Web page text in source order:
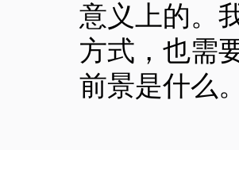
意义上的。
方式，也需
前景是什么。